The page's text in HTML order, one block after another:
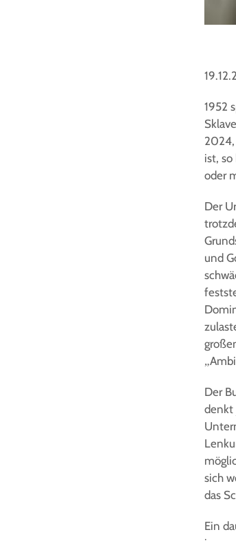
1952
2024,
ist,
oder
Der
und
Der
denkt
sich
das
Ein